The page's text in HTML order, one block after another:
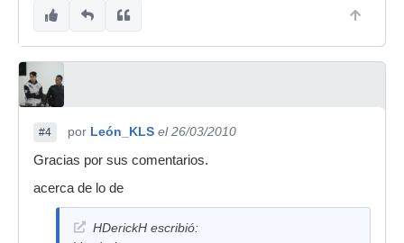
#4 por León_KLS el 26/03/2010
Gracias por sus comentarios.
acerca de lo de
HDerickH escribió: